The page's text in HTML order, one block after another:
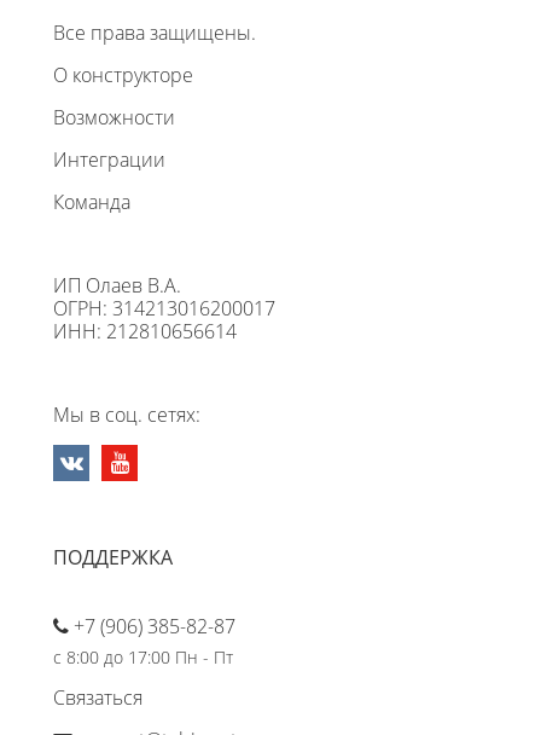
Все права защищены.
О конструкторе
Возможности
Интеграции
Команда
ИП Олаев В.А.
ОГРН: 314213016200017
ИНН: 212810656614
Мы в соц. сетях:
ПОДДЕРЖКА
+7 (906) 385-82-87
с 8:00 до 17:00 Пн - Пт
Связаться